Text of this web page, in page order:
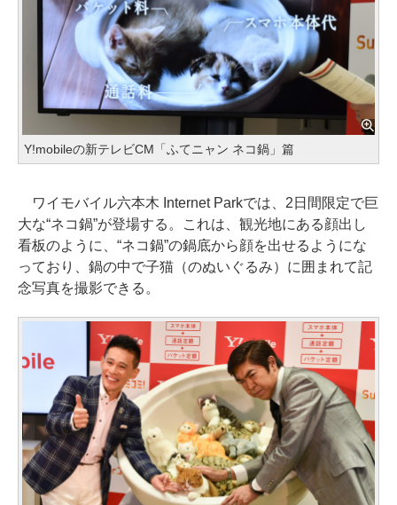
Y!mobileの新テレビCM「ふてニャン ネコ鍋」篇
ワイモバイル六本木 Internet Parkでは、2日間限定で巨
大な“ネコ鍋”が登場する。これは、観光地にある顔出し
看板のように、“ネコ鍋”の鍋底から顔を出せるようにな
っており、鍋の中で子猫（のぬいぐるみ）に囲まれて記
念写真を撮影できる。